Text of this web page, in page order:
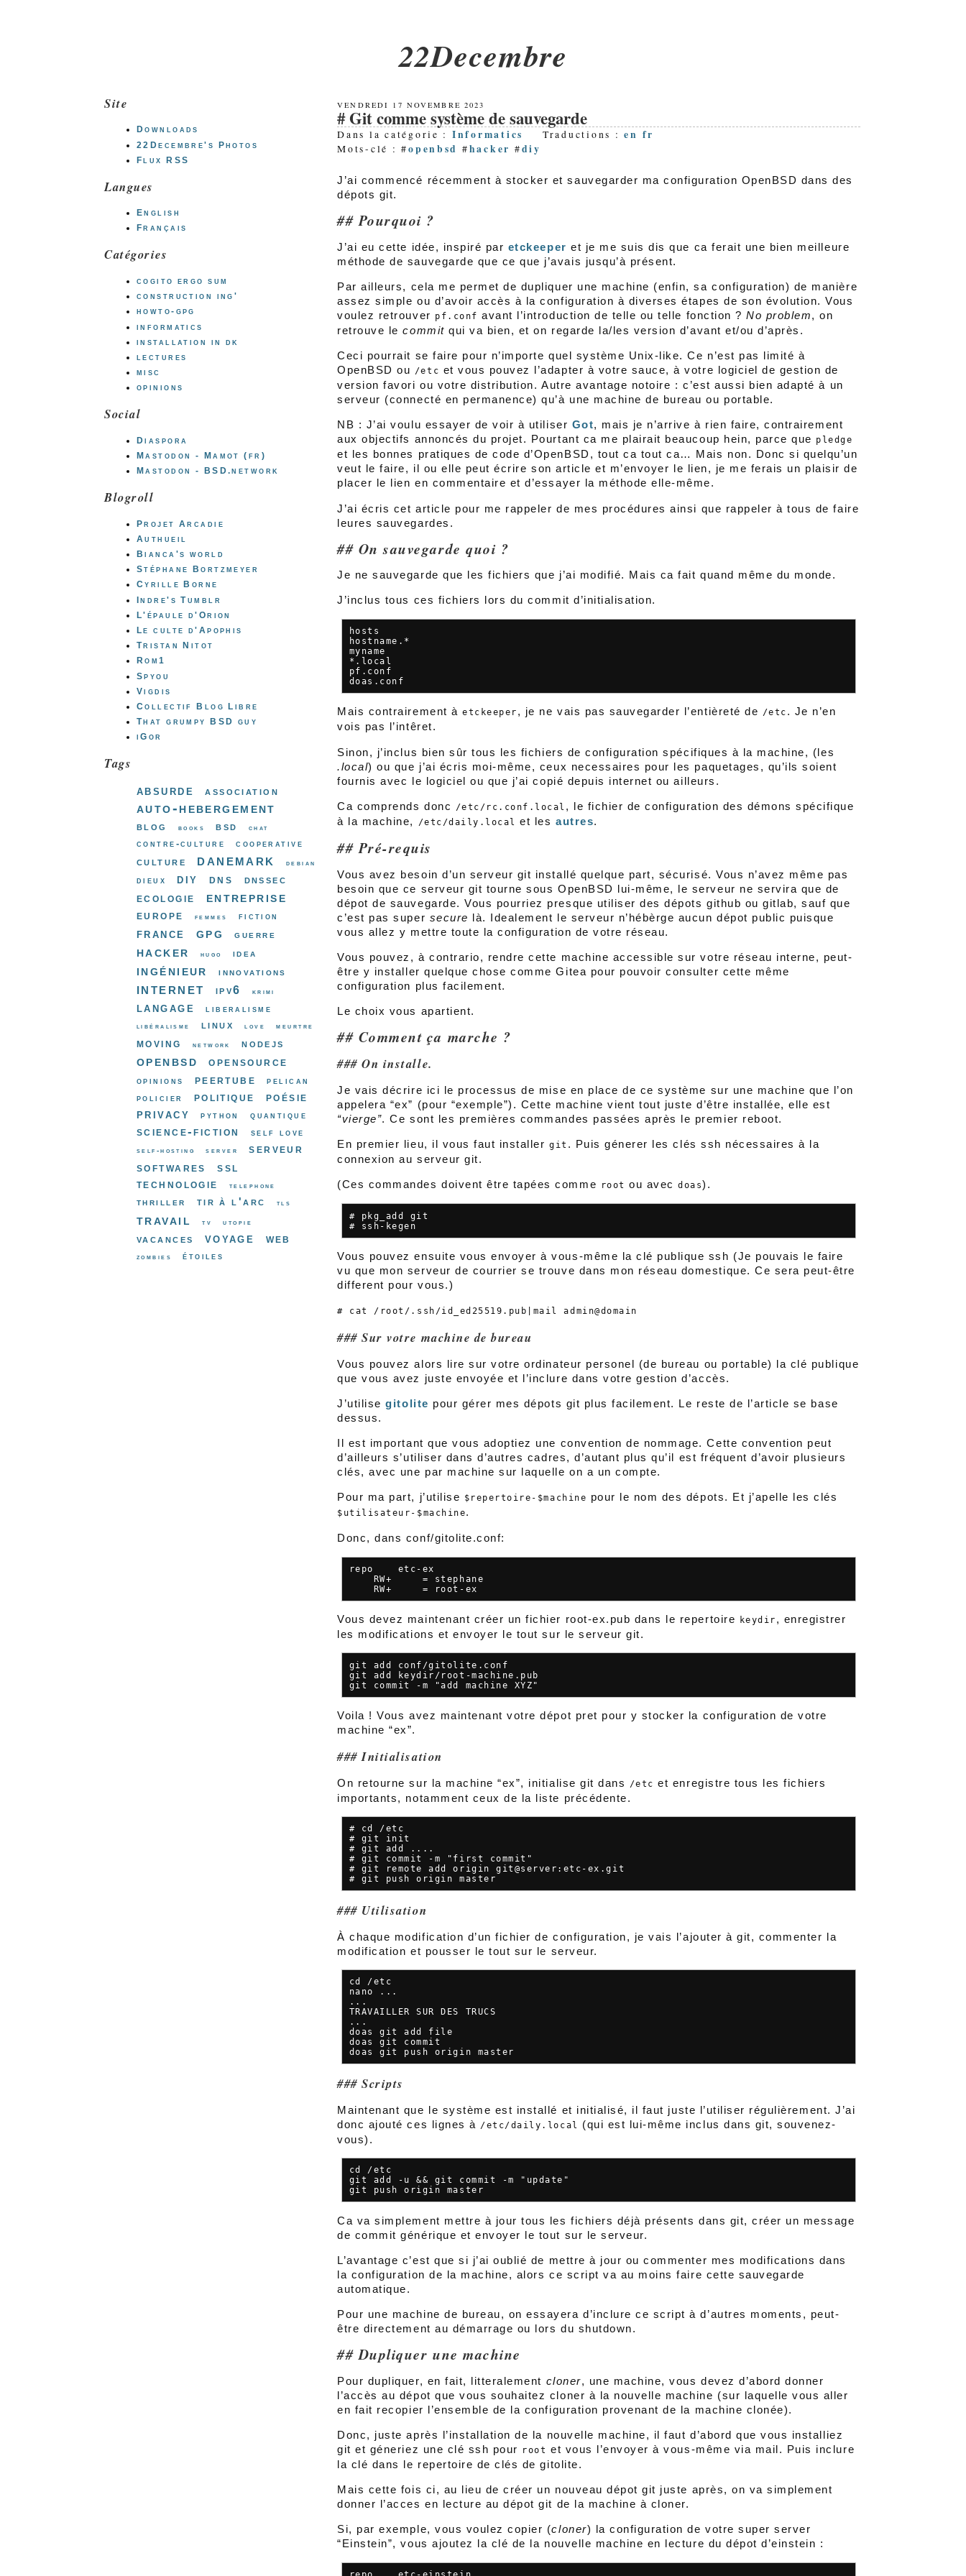
22Decembre
VENDREDI 17 NOVEMBRE 2023
Git comme système de sauvegarde
Dans la catégorie : Informatics Traductions :en fr
Mots-clé : #openbsd #hacker #diy
J’ai commencé récemment à stocker et sauvegarder ma configuration OpenBSD dans des
dépots git.
Pourquoi ?
J’ai eu cette idée, inspiré par etckeeper et je me suis dis que ca ferait une bien meilleure
méthode de sauvegarde que ce que j’avais jusqu’à présent.
Par ailleurs, cela me permet de dupliquer une machine (enfin, sa configuration) de manière
assez simple ou d’avoir accès à la configuration à diverses étapes de son évolution. Vous
voulez retrouver pf.conf avant l’introduction de telle ou telle fonction ?No problem, on
retrouve lecommit qui va bien, et on regarde la/les version d’avant et/ou d’après.
Ceci pourrait se faire pour n’importe quel système Unix-like. Ce n’est pas limité à
OpenBSD ou /etc et vous pouvez l’adapter à votre sauce, à votre logiciel de gestion de
version favori ou votre distribution. Autre avantage notoire : c’est aussi bien adapté à un
serveur (connecté en permanence) qu’à une machine de bureau ou portable.
NB : J’ai voulu essayer de voir à utiliser Got, mais je n’arrive à rien faire, contrairement
aux objectifs annoncés du projet. Pourtant ca me plairait beaucoup hein, parce que pledge
et les bonnes pratiques de code d’OpenBSD, tout ca tout ca… Mais non. Donc si quelqu’un
veut le faire, il ou elle peut écrire son article et m’envoyer le lien, je me ferais un plaisir de
placer le lien en commentaire et d’essayer la méthode elle-même.
J’ai écris cet article pour me rappeler de mes procédures ainsi que rappeler à tous de faire
leures sauvegardes.
On sauvegarde quoi ?
Je ne sauvegarde que les fichiers que j’ai modifié. Mais ca fait quand même du monde.
J’inclus tous ces fichiers lors du commit d’initialisation.
hosts
hostname.*
myname
*.local
pf.conf
Mais contrairement àetckeeper , je ne vais pas sauvegarder l’entièreté de /etc . Je n’en
vois pas l’intêret.
Sinon, j’inclus bien sûr tous les fichiers de configuration spécifiques à la machine, (les
.local) ou que j’ai écris moi-même, ceux necessaires pour les paquetages, qu’ils soient
fournis avec le logiciel ou que j’ai copié depuis internet ou ailleurs.
Ca comprends donc /etc/rc.conf.local , le fichier de configuration des démons spécifique
à la machine,
/etc/daily.local et lesautres.
Pré-requis
Vous avez besoin d’un serveur git installé quelque part, sécurisé. Vous n’avez même pas
besoin que ce serveur git tourne sous OpenBSD lui-même, le serveur ne servira que de
dépot de sauvegarde. Vous pourriez presque utiliser des dépots github ou gitlab, sauf que
c’est pas super secure là. Idealement le serveur n’hébèrge aucun dépot public puisque
vous allez y mettre toute la configuration de votre réseau.
Vous pouvez, à contrario, rendre cette machine accessible sur votre réseau interne, peut-
être y installer quelque chose comme Gitea pour pouvoir consulter cette même
configuration plus facilement.
Le choix vous apartient.
Comment ça marche ?
On installe.
Je vais décrire ici le processus de mise en place de ce système sur une machine que l’on
appelera “ex” (pour “exemple”). Cette machine vient tout juste d’être installée, elle est
“vierge”. Ce sont les premières commandes passées après le premier reboot.
En premier lieu, il vous faut installergit . Puis génerer les clés ssh nécessaires à la
connexion au serveur git.
(Ces commandes doivent être tapées comme root ou avecdoas).
# pkg_add git
Vous pouvez ensuite vous envoyer à vous-même la clé publique ssh (Je pouvais le faire
vu que mon serveur de courrier se trouve dans mon réseau domestique. Ce sera peut-être
different pour vous.)
# cat /root/.ssh/id_ed25519.pub|mail admin@domain
Sur votre machine de bureau
Vous pouvez alors lire sur votre ordinateur personel (de bureau ou portable) la clé publique
que vous avez juste envoyée et l’inclure dans votre gestion d’accès.
J’utilisegitolite pour gérer mes dépots git plus facilement. Le reste de l’article se base
dessus.
Il est important que vous adoptiez une convention de nommage. Cette convention peut
d’ailleurs s’utiliser dans d’autres cadres, d’autant plus qu’il est fréquent d’avoir plusieurs
clés, avec une par machine sur laquelle on a un compte.
Pour ma part, j’utilise $repertoire-$machine pour le nom des dépots. Et j’apelle les clés
$utilisateur-$machine.
Donc, dans conf/gitolite.conf:
repo    etc-ex
    RW+     = stephane
Vous devez maintenant créer un fichier root-ex.pub dans le repertoire keydir , enregistrer
les modifications et envoyer le tout sur le serveur git.
git add conf/gitolite.conf
git add keydir/root-machine.pub
Voila ! Vous avez maintenant votre dépot pret pour y stocker la configuration de votre
machine “ex”.
Initialisation
On retourne sur la machine “ex”, initialise git dans /etc et enregistre tous les fichiers
importants, notamment ceux de la liste précédente.
# cd /etc
# git init
# git add ....
# git commit -m "first commit"
# git remote add origin git@server:etc-ex.git
Utilisation
À chaque modification d’un fichier de configuration, je vais l’ajouter à git, commenter la
modification et pousser le tout sur le serveur.
cd /etc
nano ...
...
TRAVAILLER SUR DES TRUCS
...
doas git add file
doas git commit
Scripts
Maintenant que le système est installé et initialisé, il faut juste l’utiliser régulièrement. J’ai
donc ajouté ces lignes à /etc/daily.local
(qui est lui-même inclus dans git, souvenez-
vous).
cd /etc
git add -u && git commit -m "update"
Ca va simplement mettre à jour tous les fichiers déjà présents dans git, créer un message
de commit générique et envoyer le tout sur le serveur.
L’avantage c’est que si j’ai oublié de mettre à jour ou commenter mes modifications dans
la configuration de la machine, alors ce script va au moins faire cette sauvegarde
automatique.
Pour une machine de bureau, on essayera d’inclure ce script à d’autres moments, peut-
être directement au démarrage ou lors du shutdown.
Dupliquer une machine
Pour dupliquer, en fait, litteralement cloner, une machine, vous devez d’abord donner
l’accès au dépot que vous souhaitez cloner à la nouvelle machine (sur laquelle vous aller
en fait recopier l’ensemble de la configuration provenant de la machine clonée).
Donc, juste après l’installation de la nouvelle machine, il faut d’abord que vous installiez
git et géneriez une clé ssh pour
root et vous l’envoyer à vous-même via mail. Puis inclure
la clé dans le repertoire de clés de gitolite.
Mais cette fois ci, au lieu de créer un nouveau dépot git juste après, on va simplement
donner l’acces en lecture au dépot git de la machine à cloner.
Si, par exemple, vous voulez copier (cloner) la configuration de votre super server
“Einstein”, vous ajoutez la clé de la nouvelle machine en lecture du dépot d’einstein :
Site
Downloads
22Decembre's Photos
Flux RSS
Langues
English
Français
Catégories
cogito ergo sum
construction ing'
howto-gpg
informatics
installation in dk
lectures
misc
opinions
Social
Diaspora
Mastodon - Mamot (fr)
Mastodon - BSD.network
Blogroll
Projet Arcadie
Authueil
Bianca's world
Stéphane Bortzmeyer
Cyrille Borne
Indre's Tumblr
L'épaule d'Orion
Le culte d'Apophis
Tristan Nitot
Rom1
Spyou
Vigdis
Collectif Blog Libre
That grumpy BSD guy
iGor
Tags
absurde association
auto-hebergement
blog books bsd chat
contre-culture cooperative
culture danemark debian
dieux diy dns dnssec
ecologie entreprise
europe femmes fiction
france gpg guerre
hacker hugo idea
ingénieur innovations
internet ipv6 krimi
langage liberalisme
libéralisme linux love meurtre
moving network nodejs
openbsd opensource
opinions peertube
pelican
policier
politique poésie
privacy python quantique
science-fiction self love
self-hosting server
serveur
softwares
ssl
technologie telephone
thriller tir à l'arc tls
travail tv utopie
vacances voyage web
zombies étoiles